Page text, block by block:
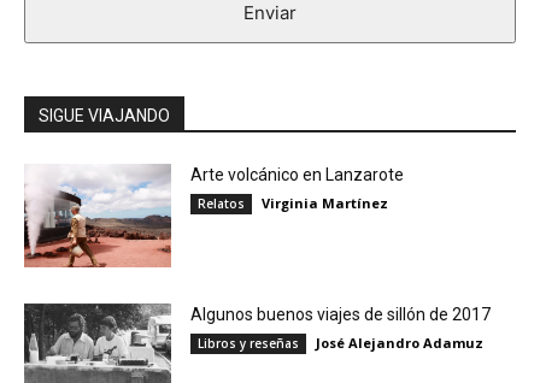
Enviar
SIGUE VIAJANDO
Arte volcánico en Lanzarote
Relatos Virginia Martínez
Algunos buenos viajes de sillón de 2017
Libros y reseñas José Alejandro Adamuz